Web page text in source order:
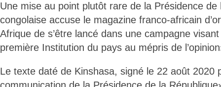
Une mise au point plutôt rare de la Présidence de
congolaise accuse le magazine franco-africain
Afrique de s’être lancé dans une campagne
première Institution du pays au mépris de
Le texte daté de Kinshasa, signé le 22 août 2020